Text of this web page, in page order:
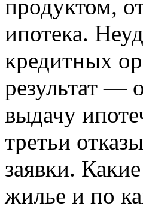
продуктом,
ипотека.
кредитных
результат —
выдачу
третьи
заявки.
жилье и по